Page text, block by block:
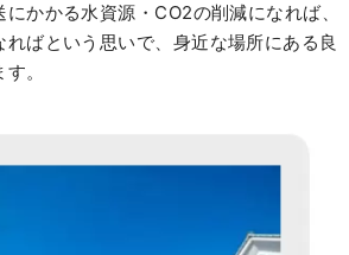
かかる水資源・CO2の削減になれば、
ばという思いで、身近な場所にある良
。